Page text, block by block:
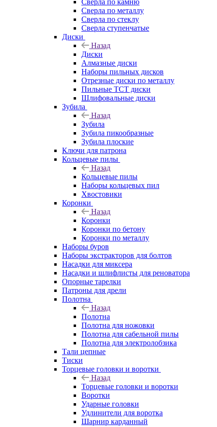
Сверла по камню
Сверла по металлу
Сверла по стеклу
Сверла ступенчатые
Диски
Назад
Диски
Алмазные диски
Наборы пильных дисков
Отрезные диски по металлу
Пильные TCT диски
Шлифовальные диски
Зубила
Назад
Зубила
Зубила пикообразные
Зубила плоские
Ключи для патрона
Кольцевые пилы
Назад
Кольцевые пилы
Наборы кольцевых пил
Хвостовики
Коронки
Назад
Коронки
Коронки по бетону
Коронки по металлу
Наборы буров
Наборы экстракторов для болтов
Насадки для миксера
Насадки и шлифлисты для реноватора
Опорные тарелки
Патроны для дрели
Полотна
Назад
Полотна
Полотна для ножовки
Полотна для сабельной пилы
Полотна для электролобзика
Тали цепные
Тиски
Торцевые головки и воротки
Назад
Торцевые головки и воротки
Воротки
Ударные головки
Удлинители для воротка
Шарнир карданный